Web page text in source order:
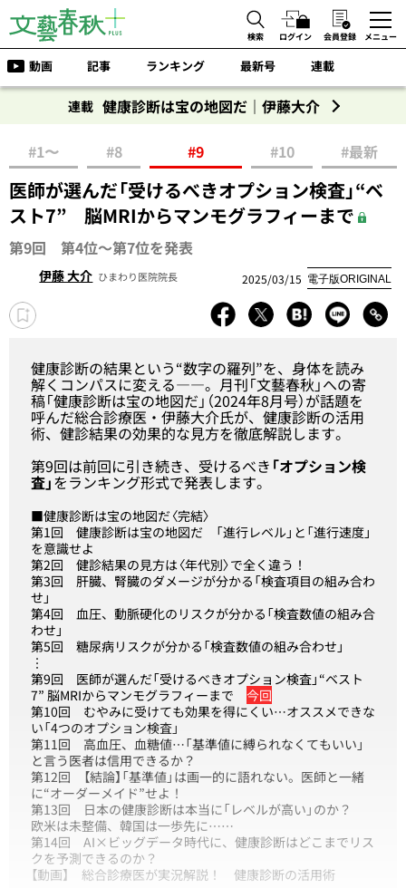
検索 ログイン 会員登録 メニュー
動画 記事 ランキング 最新号 連載
連載 健康診断は宝の地図だ｜伊藤大介
#1〜 #8 #9 #10 #最新
医師が選んだ「受けるべきオプション検査」“ベ
スト7” 脳MRIからマンモグラフィーまで
第9回 第4位～第7位を発表
伊藤 大介 ひまわり医院院長 2025/03/15 電子版ORIGINAL
健康診断の結果という“数字の羅列”を、身体を読み
解くコンパスに変える――。月刊「文藝春秋」への寄
稿「健康診断は宝の地図だ 」（2024年8月号）が話題を
呼んだ総合診療医・伊藤大介氏が、健康診断の活用
術、健診結果の効果的な見方を徹底解説します。
第9回は前回に引き続き、受けるべき 「オプション検
査」をランキング形式で発表します。
■健康診断は宝の地図だ〈完結〉
第1回 健康診断は宝の地図だ 「進行レベル」と「進行速度」
を意識せよ
第2回 健診結果の見方は〈年代別〉で全く違う！
第3回 肝臓、腎臓のダメージが分かる「検査項目の組み合わ
せ」
第4回 血圧、動脈硬化のリスクが分かる「検査数値の組み合
わせ」
第5回 糖尿病リスクが分かる「検査数値の組み合わせ」
︙
第9回 医師が選んだ「受けるべきオプション検査」“ベスト
7” 脳MRIからマンモグラフィーまで
今回
第10回 むやみに受けても効果を得にくい…オススメできな
い「4つのオプション検査」
第11回 高血圧、血糖値…「基準値に縛られなくてもいい」
と言う医者は信用できるか？
第12回 【結論】「基準値」は画一的に語れない。医師と一緒
に“オーダーメイド”せよ！
第13回 日本の健康診断は本当に「レベルが高い」のか？
欧米は未整備、韓国は一歩先に……
第14回 AI×ビッグデータ時代に、健康診断はどこまでリス
クを予測できるのか？
【動画】 総合診療医が実況解説！ 健康診断の活用術